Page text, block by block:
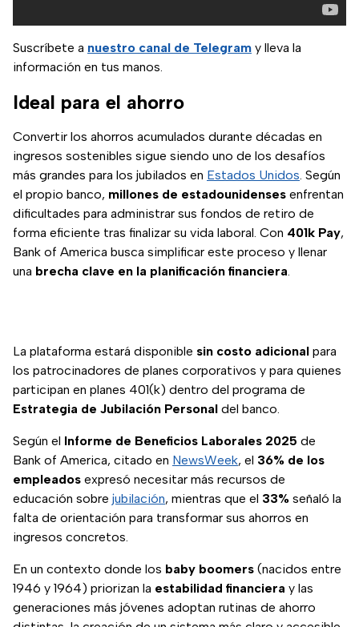
Suscríbete a nuestro canal de Telegram y lleva la
información en tus manos.
Ideal para el ahorro
Convertir los ahorros acumulados durante décadas en
ingresos sostenibles sigue siendo uno de los desafíos
más grandes para los jubilados en Estados Unidos. Según
el propio banco, millones de estadounidenses enfrentan
dificultades para administrar sus fondos de retiro de
forma eficiente tras finalizar su vida laboral. Con 401k Pay,
Bank of America busca simplificar este proceso y llenar
una brecha clave en la planificación financiera.
La plataforma estará disponible sin costo adicional para
los patrocinadores de planes corporativos y para quienes
participan en planes 401(k) dentro del programa de
Estrategia de Jubilación Personal del banco.
Según el Informe de Beneficios Laborales 2025 de
Bank of America, citado en NewsWeek, el 36% de los
empleados expresó necesitar más recursos de
educación sobre jubilación, mientras que el 33% señaló la
falta de orientación para transformar sus ahorros en
ingresos concretos.
En un contexto donde los baby boomers (nacidos entre
1946 y 1964) priorizan la estabilidad financiera y las
generaciones más jóvenes adoptan rutinas de ahorro